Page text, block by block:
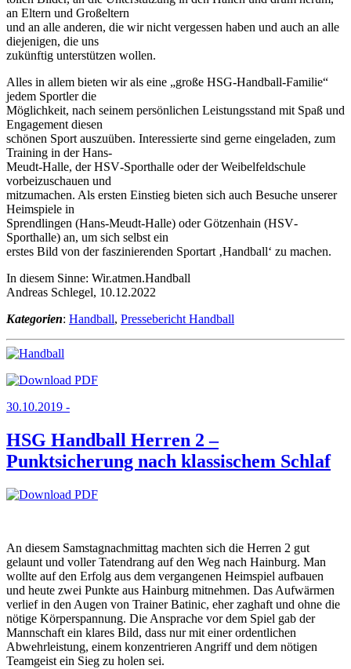
an Eltern und Großeltern
und an alle anderen, die wir nicht vergessen haben und auch an alle
diejenigen, die uns
zukünftig unterstützen wollen.
Alles in allem bieten wir als eine „große HSG‐Handball‐Familie“
jedem Sportler die
Möglichkeit, nach seinem persönlichen Leistungsstand mit Spaß und
Engagement diesen
schönen Sport auszuüben. Interessierte sind gerne eingeladen, zum
Training in der Hans‐
Meudt‐Halle, der HSV‐Sporthalle oder der Weibelfeldschule
vorbeizuschauen und
mitzumachen. Als ersten Einstieg bieten sich auch Besuche unserer
Heimspiele in
Sprendlingen (Hans‐Meudt‐Halle) oder Götzenhain (HSV‐
Sporthalle) an, um sich selbst ein
erstes Bild von der faszinierenden Sportart ‚Handball‘ zu machen.
In diesem Sinne: Wir.atmen.Handball
Andreas Schlegel, 10.12.2022
Kategorien: Handball, Pressebericht Handball
30.10.2019 -
HSG Handball Herren 2 –
Punktsicherung nach klassischem Schlaf
An diesem Samstagnachmittag machten sich die Herren 2 gut
gelaunt und voller Tatendrang auf den Weg nach Hainburg. Man
wollte auf den Erfolg aus dem vergangenen Heimspiel aufbauen
und heute zwei Punkte aus Hainburg mitnehmen. Das Aufwärmen
verlief in den Augen von Trainer Batinic, eher zaghaft und ohne die
nötige Körperspannung. Die Ansprache vor dem Spiel gab der
Mannschaft ein klares Bild, dass nur mit einer ordentlichen
Abwehrleistung, einem konzentrieren Angriff und dem nötigen
Teamgeist ein Sieg zu holen sei.